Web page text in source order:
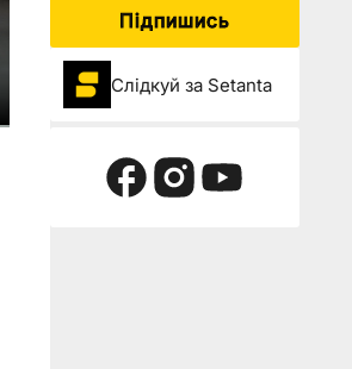
Підпишись
Слідкуй за Setanta